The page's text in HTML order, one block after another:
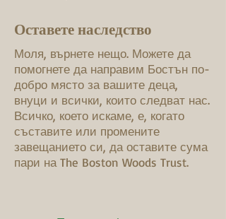
Оставете наследство
Моля, върнете нещо. Можете да
помогнете да направим Бостън по-
добро място за вашите деца,
внуци и всички, които следват нас.
Всичко, което искаме, е, когато
съставите или промените
завещанието си, да оставите сума
пари на The Boston Woods Trust.